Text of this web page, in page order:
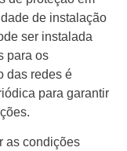
de instalação
ser instalada
para os
das redes é
para garantir
as condições